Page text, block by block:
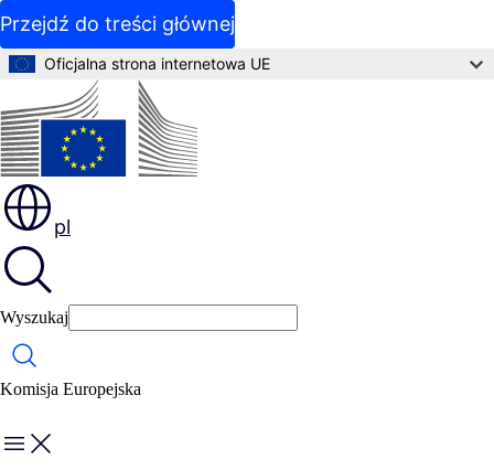
Przejdź do treści głównej
Oficjalna strona internetowa UE
pl
Wyszukaj
Wyszukaj
Komisja Europejska
Menu